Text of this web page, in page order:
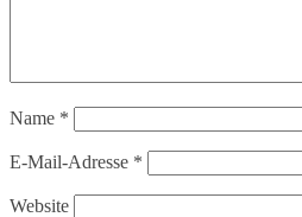
Name *
E-Mail-Adresse *
Website